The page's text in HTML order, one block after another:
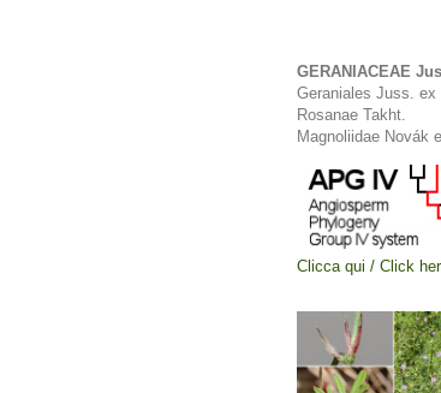
GERANIACEAE
Geraniales Juss. ex
Rosanae Takht.
Magnoliidae Novák
Clicca qui / Click